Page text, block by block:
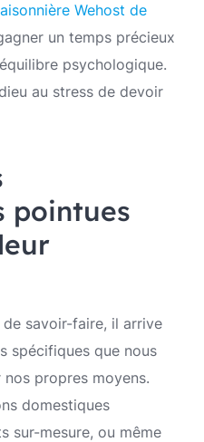
Wehost de
un temps précieux
psychologique.
au stress de devoir
pointues
savoir-faire, il arrive
spécifiques que nous
propres moyens.
domestiques
sur-mesure, ou même